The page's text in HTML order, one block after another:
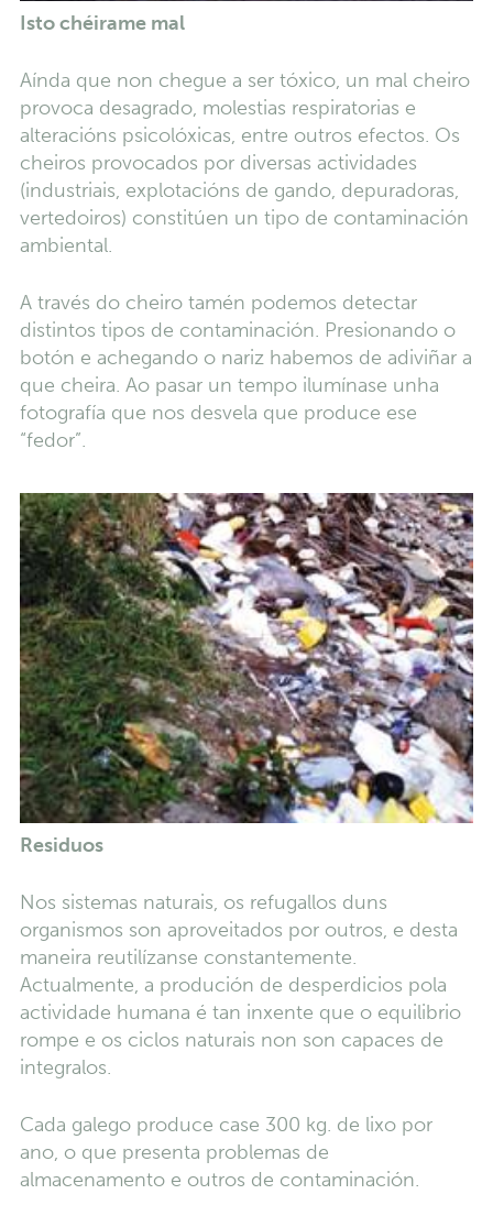
Isto chéirame mal
Aínda que non chegue a ser tóxico, un mal cheiro
provoca desagrado, molestias respiratorias e
alteracións psicolóxicas, entre outros efectos. Os
cheiros provocados por diversas actividades
(industriais, explotacións de gando, depuradoras,
vertedoiros) constitúen un tipo de contaminación
ambiental.
A través do cheiro tamén podemos detectar
distintos tipos de contaminación. Presionando o
botón e achegando o nariz habemos de adiviñar a
que cheira. Ao pasar un tempo ilumínase unha
fotografía que nos desvela que produce ese
“fedor”.
Residuos
Nos sistemas naturais, os refugallos duns
organismos son aproveitados por outros, e desta
maneira reutilízanse constantemente.
Actualmente, a produción de desperdicios pola
actividade humana é tan inxente que o equilibrio
rompe e os ciclos naturais non son capaces de
integralos.
Cada galego produce case 300 kg. de lixo por
ano, o que presenta problemas de
almacenamento e outros de contaminación.